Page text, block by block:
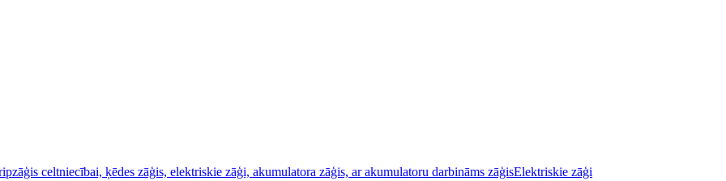
Elektriskie zāģi